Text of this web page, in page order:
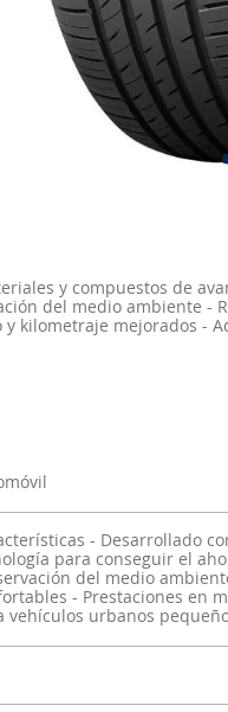
y compuestos de
del medio ambiente -
kilometraje mejorados -
- Desarrollado
para conseguir el
del medio
- Prestaciones en
vehículos urbanos